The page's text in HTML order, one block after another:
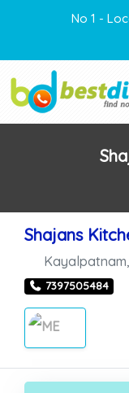
No 1 -
Shajans
Kayalpatnam
7397505484